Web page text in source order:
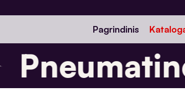
Pagrindinis